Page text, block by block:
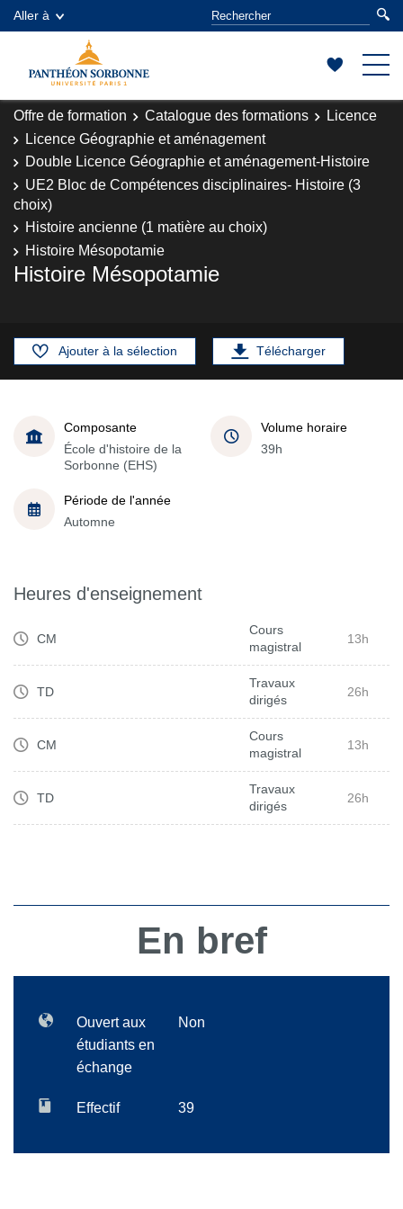
Aller à
Offre de formation Catalogue des formations
Licence
Licence Géographie et aménagement
Double Licence Géographie et aménagement-Histoire
UE2 Bloc de Compétences disciplinaires- Histoire (3
choix)
Histoire ancienne (1 matière au choix)
Histoire Mésopotamie
Histoire Mésopotamie
Ajouter à la sélection Télécharger
Composante
École d'histoire de la
Sorbonne (EHS)
Volume horaire
39h
Période de l'année
Automne
Heures d'enseignement
CM
Cours
magistral
13h
TD
Travaux
dirigés
26h
CM
Cours
magistral
13h
TD
Travaux
dirigés
26h
En bref
Ouvert aux
étudiants en
échange
Non
Effectif 39